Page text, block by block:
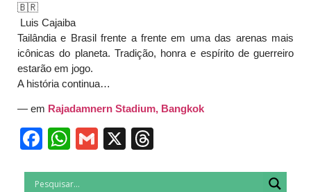
Luis Cajaiba
Tailândia e Brasil frente a frente em uma das arenas mais
icônicas do planeta. Tradição, honra e espírito de guerreiro
estarão em jogo.
A história continua…
— em Rajadamnern Stadium, Bangkok
Facebook
WhatsApp
Gmail
X